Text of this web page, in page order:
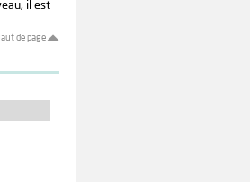
il est
de page